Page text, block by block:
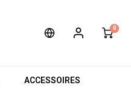
0
ACCESSOIRES